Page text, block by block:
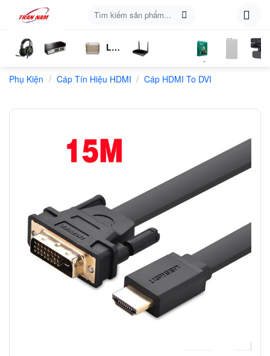
content
kiếm:
Nghe
Chia
Loa
LTE
Sóng
Phần
Mềm
Phụ Kiện / Cáp Tín Hiệu HDMI / Cáp HDMI To DVI